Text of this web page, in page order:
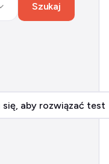
Szukaj
aby rozwiązać test